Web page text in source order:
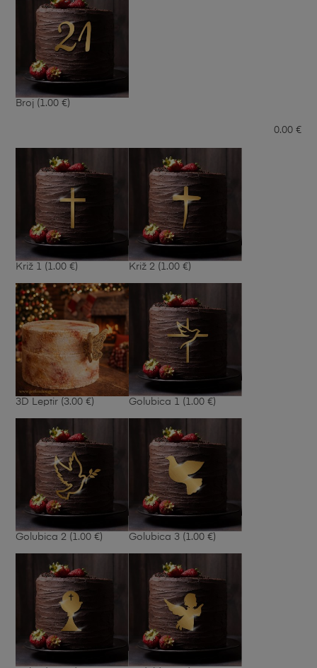
Broj (1.00 €)
0.00 €
Križ 1 (1.00 €) Križ 2 (1.00 €)
3D Leptir (3.00 €) Golubica 1 (1.00 €)
Golubica 2 (1.00 €) Golubica 3 (1.00 €)